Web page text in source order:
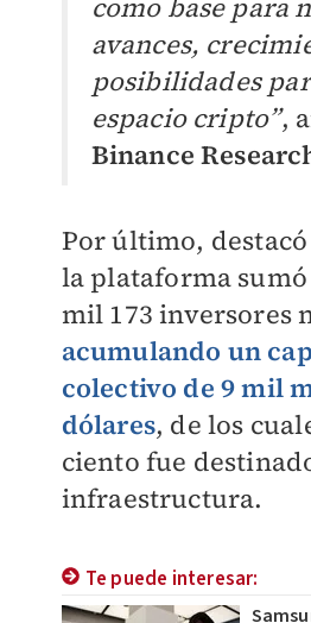
como base para
avances,
posibilidades
espacio cripto”,
Binance
Por último, destacó
la plataforma
mil 173 inversores
acumulando un
colectivo de 9 mil
dólares, de los
ciento fue
infraestructura.
Te puede interesar: